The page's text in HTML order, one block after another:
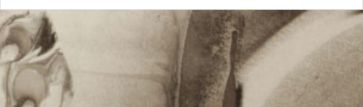
Выставка
Лекция
Фестиваль
Анонс
Мастерские